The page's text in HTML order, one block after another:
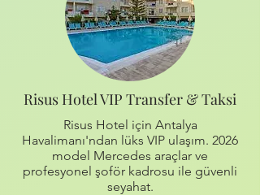
Risus Hotel VIP Transfer & Taksi
Risus Hotel için Antalya
Havalimanı'ndan lüks VIP ulaşım. 2026
model Mercedes araçlar ve
profesyonel şoför kadrosu ile güvenli
seyahat.